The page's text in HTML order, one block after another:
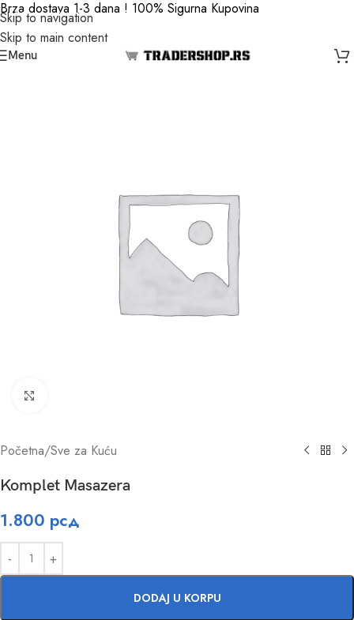
Skip to navigation
Skip to main content
Brza dostava 1-3 dana ! 100% Sigurna Kupovina
Menu
Početna/Sve za Kuću
Komplet Masazera
1.800 рсд
DODAJ U KORPU